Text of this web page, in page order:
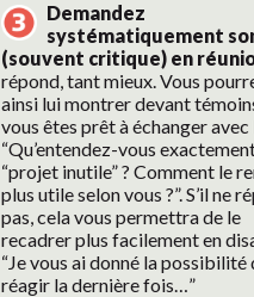
Demandez
systématiquement
(souvent critique) en
répond, tant mieux. Vous
ainsi lui montrer devant
vous êtes prêt à échanger avec
“Qu’entendez-vous
“projet inutile” ? Comment le
plus utile selon vous ?”. S’il ne
pas, cela vous permettra de le
recadrer plus facilement en
“Je vous ai donné la possibilité
réagir la dernière fois…”